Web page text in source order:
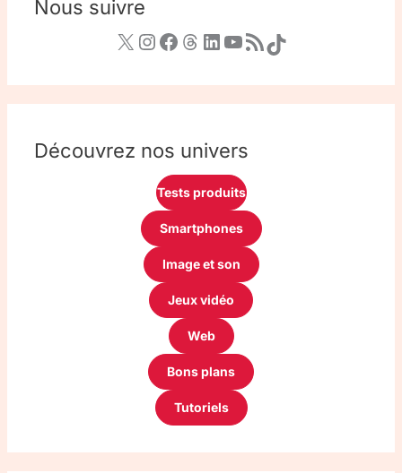
Nous suivre
Découvrez nos univers
Tests produits
Smartphones
Image et son
Jeux vidéo
Web
Bons plans
Tutoriels